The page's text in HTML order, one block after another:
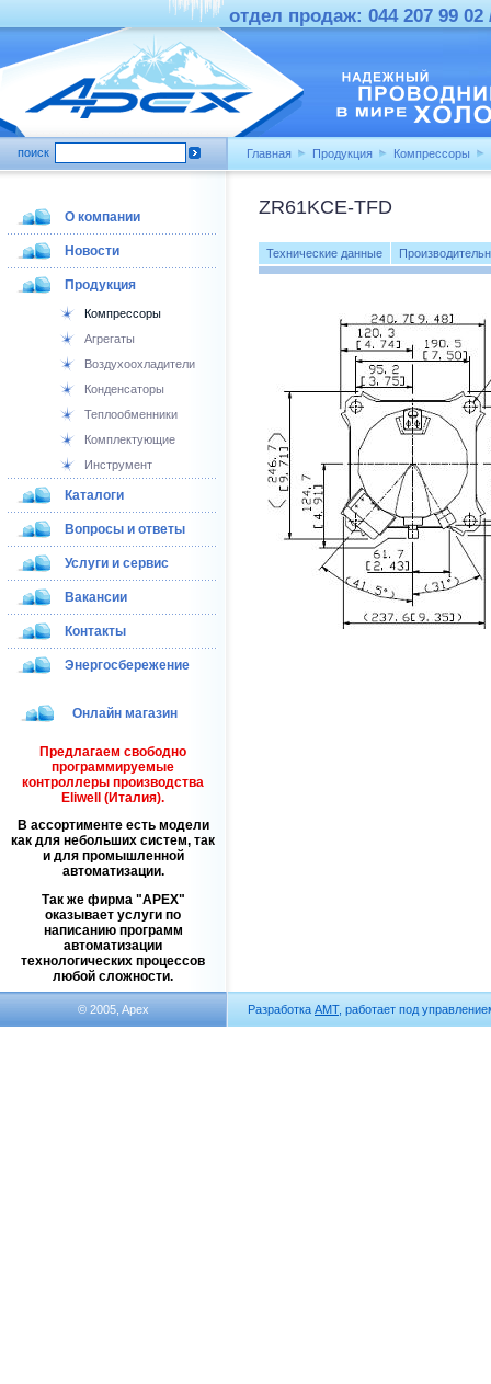
отдел продаж: 044 207 99 02
поиск Главная Продукция Компрессоры
О компании
Новости
Продукция
Компрессоры
Агрегаты
Воздухоохладители
Конденсаторы
Теплообменники
Комплектующие
Инструмент
Каталоги
Вопросы и ответы
Услуги и сервис
Вакансии
Контакты
Энергосбережение
Онлайн магазин
Предлагаем свободно
программируемые
контроллеры производства
Eliwell (Италия).
В ассортименте есть модели
как для небольших систем, так
и для промышленной
автоматизации.
Так же фирма
APEX
оказывает услуги по
написанию программ
автоматизации
технологических процессов
любой сложности.
ZR61KCE-TFD
Технические данные
© 2005, Apex Разработка АМТ, работает под